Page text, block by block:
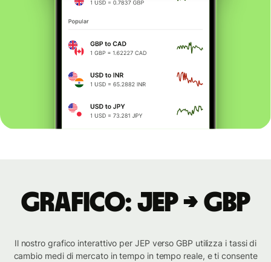
Grafico: JEP → GBP
Il nostro grafico interattivo per JEP verso GBP utilizza i tassi di
cambio medi di mercato in tempo in tempo reale, e ti consente